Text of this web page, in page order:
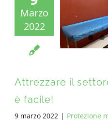
Marzo
2022
Attrezzare il
è facile!
9 marzo 2022 | Protezione